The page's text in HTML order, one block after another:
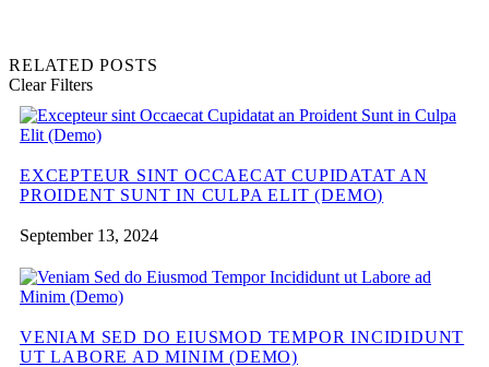
RELATED POSTS
Clear Filters
EXCEPTEUR SINT OCCAECAT CUPIDATAT AN
PROIDENT SUNT IN CULPA ELIT (DEMO)
September 13, 2024
VENIAM SED DO EIUSMOD TEMPOR INCIDIDUNT
UT LABORE AD MINIM (DEMO)